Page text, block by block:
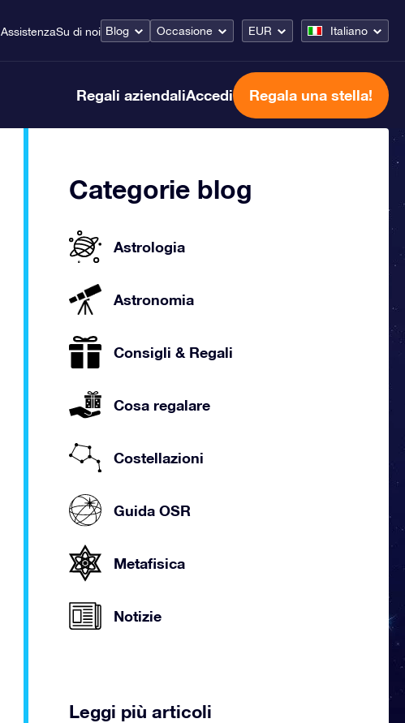
AssistenzaSu di noi Blog Occasione EUR Italiano
Regali aziendaliAccedi Regala una stella!
Categorie blog
Astrologia
Astronomia
Consigli & Regali
Cosa regalare
Costellazioni
Guida OSR
Metafisica
Notizie
Leggi più articoli